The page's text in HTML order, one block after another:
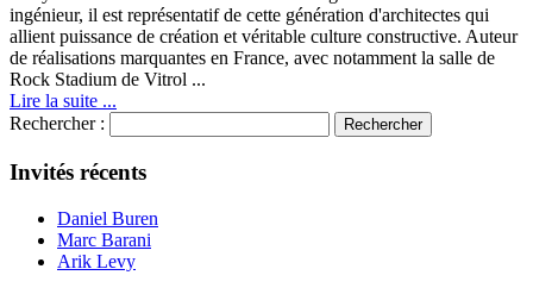
ingénieur, il est représentatif de cette génération d'architectes qui
allient puissance de création et véritable culture constructive. Auteur
de réalisations marquantes en France, avec notamment la salle de
Rock Stadium de Vitrol ...
Lire la suite ...
Rechercher :
Invités récents
Daniel Buren
Marc Barani
Arik Levy